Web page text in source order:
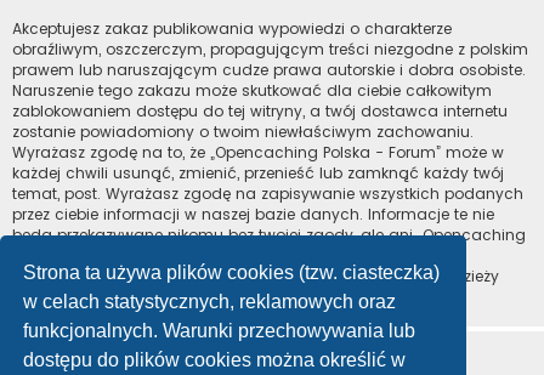
Strona ta używa plików cookies (tzw. ciasteczka)
w celach statystycznych, reklamowych oraz
funkcjonalnych. Warunki przechowywania lub
dostępu do plików cookies można określić w
Akceptujesz zakaz publikowania wypowiedzi o charakterze
obraźliwym, oszczerczym, propagującym treści niezgodne z polskim
prawem lub naruszającym cudze prawa autorskie i dobra osobiste.
Naruszenie tego zakazu może skutkować dla ciebie całkowitym
zablokowaniem dostępu do tej witryny, a twój dostawca internetu
zostanie powiadomiony o twoim niewłaściwym zachowaniu.
Wyrażasz zgodę na to, że „Opencaching Polska - Forum” może w
każdej chwili usunąć, zmienić, przenieść lub zamknąć każdy twój
temat, post. Wyrażasz zgodę na zapisywanie wszystkich podanych
przez ciebie informacji w naszej bazie danych. Informacje te nie
będą przekazywane nikomu bez twojej zgody, ale ani „Opencaching
włamania do witryny, podczas których może dojść do kradzieży
danych.